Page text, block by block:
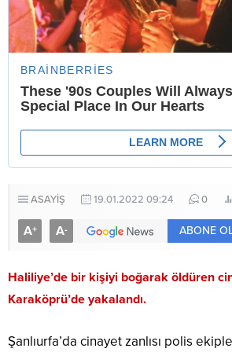
ASAYİŞ 19.01.2022 09:24 0
A+ A- ABONE
Haliliye’de bir kişiyi boğarak öldüren
Karaköprü’de yakalandı.
Şanlıurfa’da cinayet zanlısı polis